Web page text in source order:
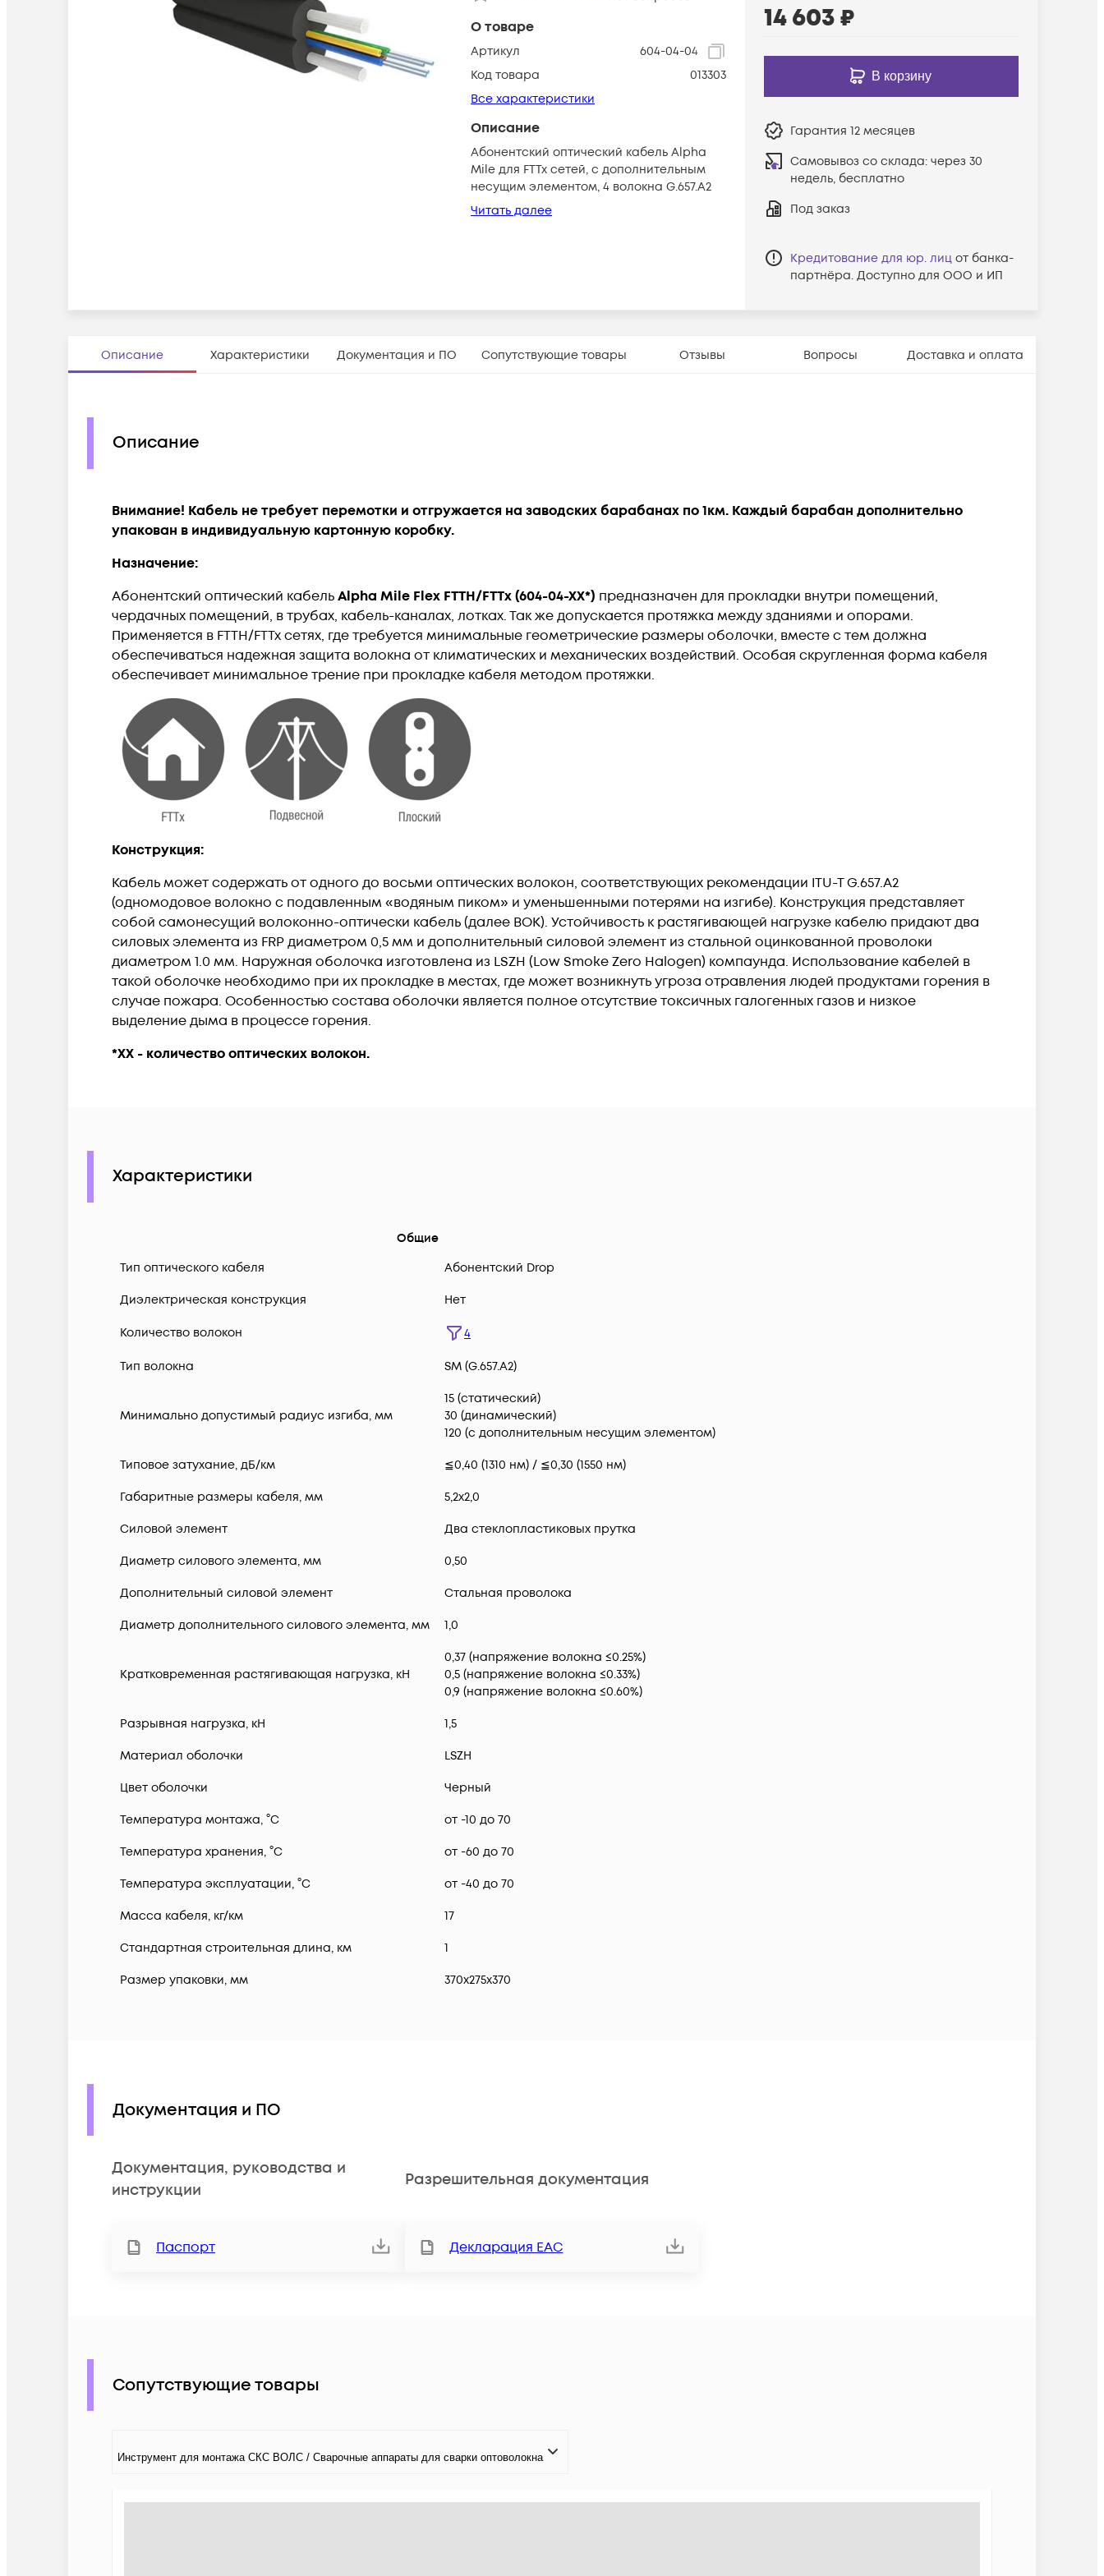
О товаре
Артикул
604-04-04
Код товара
013303
Все характеристики
Описание
Абонентский оптический кабель Alpha
Mile для FTTx сетей, с дополнительным
несущим элементом, 4 волокна G.657.A2
Читать далее
14 603₽
В корзину
Гарантия 12 месяцев
Самовывоз со склада: через 30
недель, бесплатно
Под заказ
Кредитование для юр. лиц от банка-
партнёра. Доступно для ООО и ИП
Описание Характеристики Документация и ПО Сопутствующие товары Отзывы Вопросы Доставка и оплата
Описание
Внимание! Кабель не требует перемотки и отгружается на заводских барабанах по 1км. Каждый барабан дополнительно
упакован в индивидуальную картонную коробку.
Назначение:
Абонентский оптический кабельAlpha Mile Flex FTTH/FTTx(604-04-XX*) предназначен для прокладки внутри помещений,
чердачных помещений, в трубах, кабель-каналах, лотках. Так же допускается протяжка между зданиями и опорами.
Применяется в FTTH/FTTx сетях, где требуется минимальные геометрические размеры оболочки, вместе с тем должна
обеспечиваться надежная защита волокна от климатических и механических воздействий. Особая скругленная форма кабеля
обеспечивает минимальное трение при прокладке кабеля методом протяжки.
Конструкция:
Кабель может содержать от одного до восьми оптических волокон, соответствующих рекомендации ITU-T G.657.А2
(одномодовое волокно с подавленным «водяным пиком» и уменьшенными потерями на изгибе). Конструкция представляет
собой самонесущий волоконно-оптически кабель (далее ВОК). Устойчивость к растягивающей нагрузке кабелю придают два
силовых элемента из FRP диаметром 0,5 мм и дополнительный силовой элемент из стальной оцинкованной проволоки
диаметром 1.0 мм. Наружная оболочка изготовлена из LSZH (Low Smoke Zero Halogen) компаунда. Использование кабелей в
такой оболочке необходимо при их прокладке в местах, где может возникнуть угроза отравления людей продуктами горения в
случае пожара. Особенностью состава оболочки является полное отсутствие токсичных галогенных газов и низкое
выделение дыма в процессе горения.
*ХХ - количество оптических волокон.
Характеристики
Общие
Тип оптического кабеля
Абонентский Drop
Диэлектрическая конструкция Нет
Количество волокон 4
Тип волокна SM (G.657.A2)
Минимально допустимый радиус изгиба, мм
15 (статический)
30 (динамический)
120 (с дополнительным несущим элементом)
Типовое затухание, дБ/км ≦0,40 (1310 нм) / ≦0,30 (1550 нм)
Габаритные размеры кабеля, мм 5,2х2,0
Силовой элемент Два стеклопластиковых прутка
Диаметр силового элемента, мм 0,50
Дополнительный силовой элемент Стальная проволока
Диаметр дополнительного силового элемента, мм 1,0
Кратковременная растягивающая нагрузка, кН
0,37 (напряжение волокна ≤0.25%)
0,5 (напряжение волокна ≤0.33%)
0,9 (напряжение волокна ≤0.60%)
Разрывная нагрузка, кН 1,5
Материал оболочки LSZH
Цвет оболочки Черный
Температура монтажа, °C от -10 до 70
Температура хранения, °C от -60 до 70
Температура эксплуатации, °C от -40 до 70
Масса кабеля, кг/км 17
Стандартная строительная длина, км 1
Размер упаковки, мм 370х275х370
Документация и ПО
Документация, руководства и
инструкции
Паспорт
Разрешительная документация
Декларация ЕАС
Сопутствующие товары
Инструмент для монтажа СКС ВОЛС / Сварочные аппараты для сварки оптоволокна